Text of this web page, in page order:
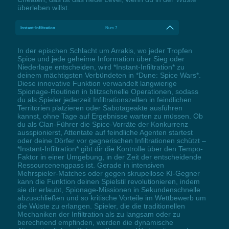
überleben willst.
Instant-Infiltration Num 7
In der epischen Schlacht um Arrakis, wo jeder Tropfen
Spice und jede geheime Information über Sieg oder
Niederlage entscheiden, wird *Instant-Infiltration* zu
deinem mächtigsten Verbündeten in *Dune: Spice Wars*.
Diese innovative Funktion verwandelt langwierige
Spionage-Routinen in blitzschnelle Operationen, sodass
du als Spieler jederzeit Infiltrationszellen in feindlichen
Territorien platzieren oder Sabotageakte ausführen
kannst, ohne Tage auf Ergebnisse warten zu müssen. Ob
du als Clan-Führer die Spice-Vorräte der Konkurrenz
ausspionierst, Attentate auf feindliche Agenten startest
oder deine Dörfer vor gegnerischen Infiltrationen schützt –
*Instant-Infiltration* gibt dir die Kontrolle über den Tempo-
Faktor in einer Umgebung, in der Zeit der entscheidende
Ressourcenengpass ist. Gerade in intensiven
Mehrspieler-Matches oder gegen skrupellose KI-Gegner
kann die Funktion deinen Spielstil revolutionieren, indem
sie dir erlaubt, Spionage-Missionen in Sekundenschnelle
abzuschließen und so kritische Vorteile im Wettbewerb um
die Wüste zu erlangen. Spieler, die die traditionellen
Mechaniken der Infiltration als zu langsam oder zu
berechnend empfinden, werden die dynamische